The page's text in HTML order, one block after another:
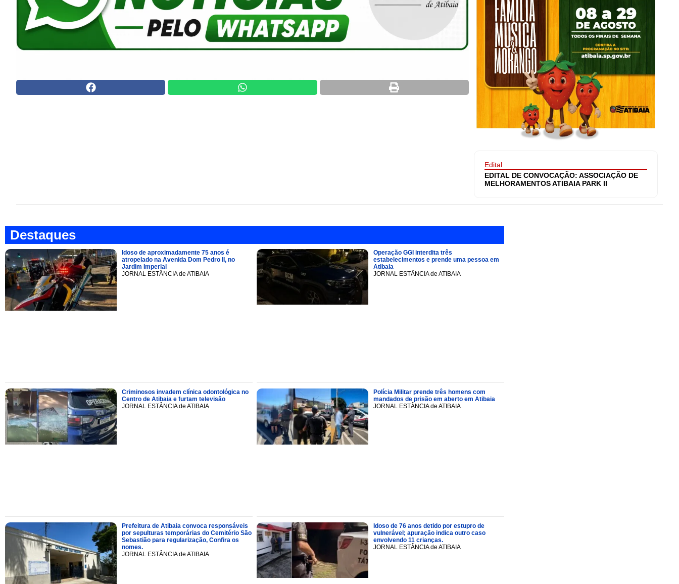
Edital
EDITAL DE CONVOCAÇÃO: ASSOCIAÇÃO DE
MELHORAMENTOS ATIBAIA PARK II
Destaques
Idoso de aproximadamente 75 anos é
atropelado na Avenida Dom Pedro II, no
Jardim Imperial
JORNAL ESTÂNCIA de ATIBAIA
Operação GGI interdita três
estabelecimentos e prende uma pessoa em
Atibaia
JORNAL ESTÂNCIA de ATIBAIA
Criminosos invadem clínica odontológica no
Centro de Atibaia e furtam televisão
JORNAL ESTÂNCIA de ATIBAIA
Polícia Militar prende três homens com
mandados de prisão em aberto em Atibaia
JORNAL ESTÂNCIA de ATIBAIA
Prefeitura de Atibaia convoca responsáveis
por sepulturas temporárias do Cemitério São
Sebastião para regularização, Confira os
nomes.
JORNAL ESTÂNCIA de ATIBAIA
Idoso de 76 anos detido por estupro de
vulnerável; apuração indica outro caso
envolvendo 11 crianças.
JORNAL ESTÂNCIA de ATIBAIA